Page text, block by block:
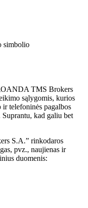
simbolio
TMS Brokers
sąlygomis, kurios
telefoninės pagalbos
kad galiu bet
S.A.” rinkodaros
pvz., naujienas ir
duomenis: